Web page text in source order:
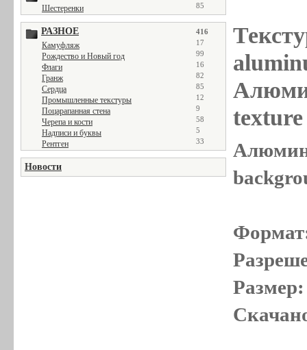
Шестеренки 85
РАЗНОЕ 416
Камуфляж 17
Рождество и Новый год 99
Флаги 16
Гранж 82
Сердца 85
Промышленные текстуры 12
Поцарапанная стена 9
Черепа и кости 58
Надписи и буквы 5
Рентген 33
Новости
texture